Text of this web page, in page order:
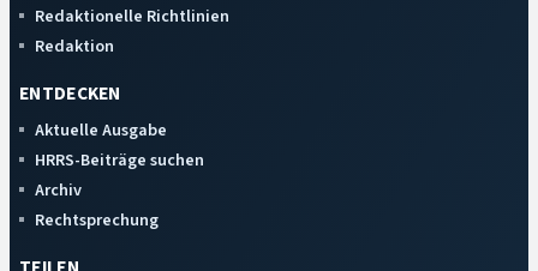
Redaktionelle Richtlinien
Redaktion
ENTDECKEN
Aktuelle Ausgabe
HRRS-Beiträge suchen
Archiv
Rechtsprechung